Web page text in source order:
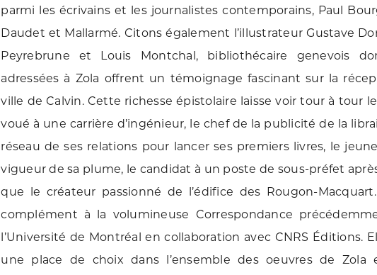
parmi les écrivains et les journalistes contemporains, Paul
Daudet et Mallarmé. Citons également l’illustrateur Gustave
Peyrebrune et Louis Montchal, bibliothécaire genevois
adressées à Zola offrent un témoignage fascinant sur la
ville de Calvin. Cette richesse épistolaire laisse voir tour à tour
voué à une carrière d’ingénieur, le chef de la publicité de la
réseau de ses relations pour lancer ses premiers livres, le
vigueur de sa plume, le candidat à un poste de sous-préfet
que le créateur passionné de l’édifice des Rougon-
complément à la volumineuse Correspondance
l’Université de Montréal en collaboration avec CNRS Éditions.
une place de choix dans l’ensemble des oeuvres de